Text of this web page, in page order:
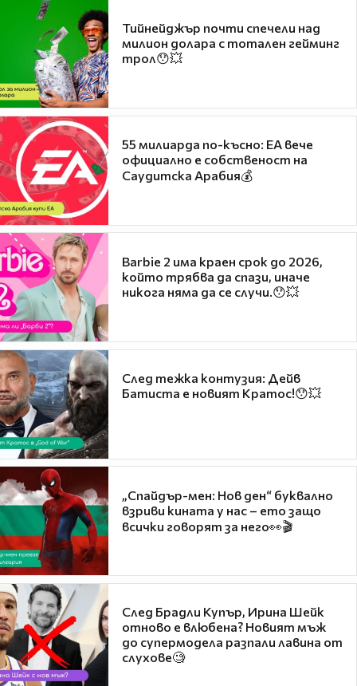
Тийнейджър почти спечели над
милион долара с тотален гейминг
трол😯💥
55 милиарда по-късно: EA вече
официално е собственост на
Саудитска Арабия💰
Barbie 2 има краен срок до 2026,
който трябва да спази, иначе
никога няма да се случи.😯💥
След тежка контузия: Дейв
Батиста е новият Кратос!😯💥
„Спайдър-мен: Нов ден“ буквално
взриви кината у нас – ето защо
всички говорят за него👀🎬
След Брадли Купър, Ирина Шейк
отново е влюбена? Новият мъж
до супермодела разпали лавина от
слухове🧐